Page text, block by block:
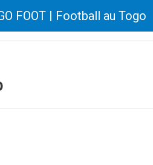
FOOT | Football au Togo